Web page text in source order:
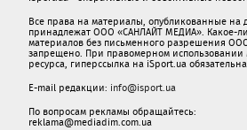
Все права на материалы, опубликованные на
принадлежат ООО «САНЛАЙТ МЕДИА». Какое-
материалов без письменного разрешения
запрещено. При правомерном использовании
ресурса, гиперссылка на iSport.ua
E-mail редакции: info@isport.ua
По вопросам рекламы обращайтесь:
reklama@mediadim.com.ua